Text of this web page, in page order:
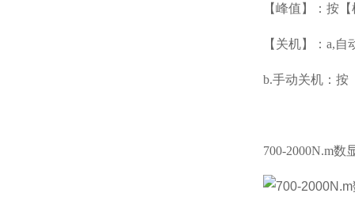
【峰值】：按
【关机】： a,自
b.手动关机：按
700-2000N.m数